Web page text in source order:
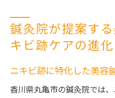
鍼灸院が提案す
キビ跡ケアの進化
ニキビ跡に特化した美容
香川県丸亀市の鍼灸院では